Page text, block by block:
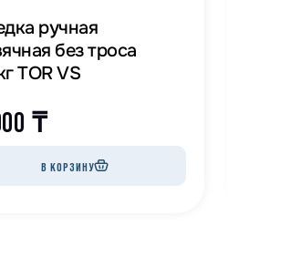
ручная
без троса
500кг TOR VS
₸
В КОРЗИНУ